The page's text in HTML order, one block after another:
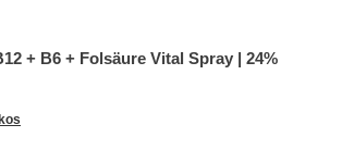
+ B6 + Folsäure Vital Spray | 24%